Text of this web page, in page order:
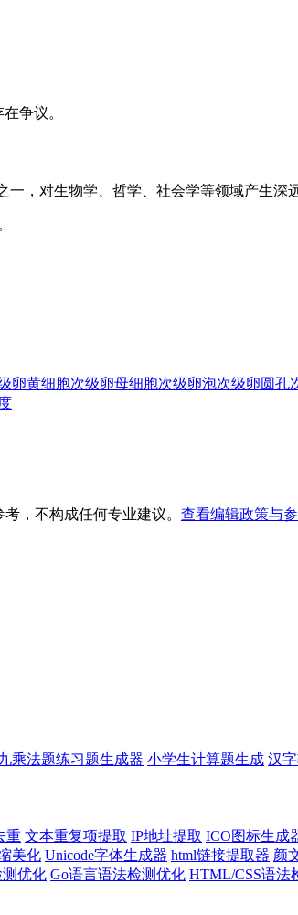
争议。
，对生物学、哲学、社会学等领域产生深
卵黄细胞次级卵母细胞次级卵泡次级卵圆孔
，不构成任何专业建议。 查看编辑政策与
乘法题练习题生成器 小学生计算题生成 汉
重 文本重复项提取 IP地址提取 ICO图标生成
美化 Unicode字体生成器 html链接提取器 颜
测优化 Go语言语法检测优化 HTML/CSS语法